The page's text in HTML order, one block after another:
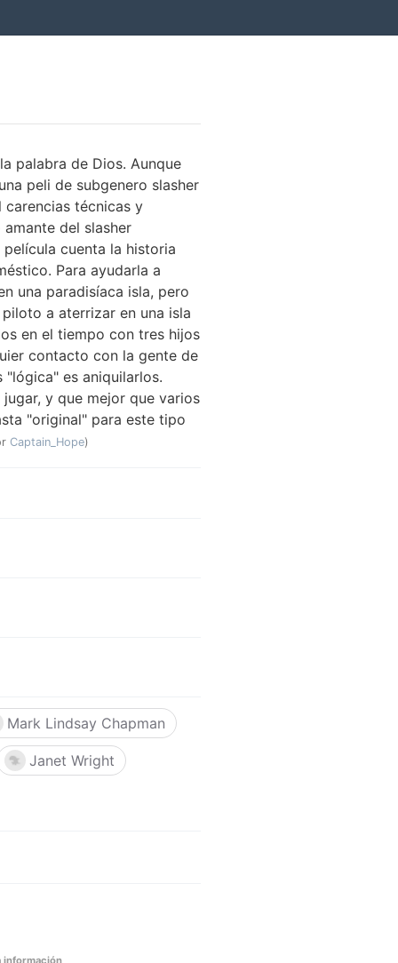
palabra de Dios. Aunque
peli de subgenero slasher
técnicas y
del slasher
cuenta la historia
Para ayudarla a
una paradisíaca isla, pero
a aterrizar en una isla
en el tiempo con tres hijos
contacto con la gente de
es aniquilarlos.
y que mejor que varios
"original" para este tipo
Captain_Hope)
Mark Lindsay Chapman
Janet Wright